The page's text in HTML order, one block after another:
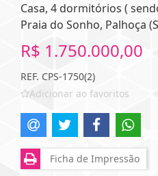
Casa, 4 dormitórios (
Praia do Sonho, Palhoça
R$ 1.750.000,00
REF. CPS-1750(2)
Adicionar ao favoritos
Ficha de Impressão